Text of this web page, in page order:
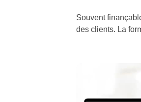
Souvent
des clients. La